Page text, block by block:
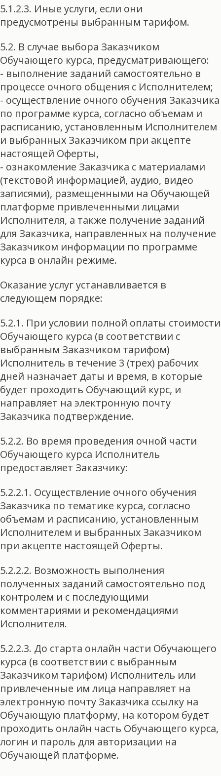
5.1.2.3. Иные услуги, если они
предусмотрены выбранным тарифом.
5.2. В случае выбора Заказчиком
Обучающего курса, предусматривающего:
- выполнение заданий самостоятельно в
процессе очного общения с Исполнителем;
- осуществление очного обучения Заказчика
по программе курса, согласно объемам и
расписанию, установленным Исполнителем
и выбранных Заказчиком при акцепте
настоящей Оферты,
- ознакомление Заказчика с материалами
(текстовой информацией, аудио, видео
записями), размещенными на Обучающей
платформе привлеченными лицами
Исполнителя, а также получение заданий
для Заказчика, направленных на получение
Заказчиком информации по программе
курса в онлайн режиме.
Оказание услуг устанавливается в
следующем порядке:
5.2.1. При условии полной оплаты стоимости
Обучающего курса (в соответствии с
выбранным Заказчиком тарифом)
Исполнитель в течение 3 (трех) рабочих
дней назначает даты и время, в которые
будет проходить Обучающий курс, и
направляет на электронную почту
Заказчика подтверждение.
5.2.2. Во время проведения очной части
Обучающего курса Исполнитель
предоставляет Заказчику:
5.2.2.1. Осуществление очного обучения
Заказчика по тематике курса, согласно
объемам и расписанию, установленным
Исполнителем и выбранных Заказчиком
при акцепте настоящей Оферты.
5.2.2.2. Возможность выполнения
полученных заданий самостоятельно под
контролем и с последующими
комментариями и рекомендациями
Исполнителя.
5.2.2.3. До старта онлайн части Обучающего
курса (в соответствии с выбранным
Заказчиком тарифом) Исполнитель или
привлеченные им лица направляет на
электронную почту Заказчика ссылку на
Обучающую платформу, на котором будет
проходить онлайн часть Обучающего курса,
логин и пароль для авторизации на
Обучающей платформе.